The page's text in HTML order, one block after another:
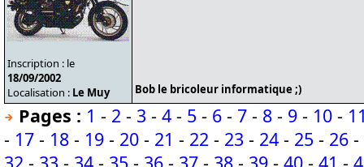
Inscription : le
18/09/2002
Localisation : Le Muy Bob le bricoleur informatique ;)
Pages : 1 - 2 - 3 - 4 - 5 - 6 - 7 - 8 - 9 - 10 -
- 17 - 18 - 19 - 20 - 21 - 22 - 23 - 24 - 25 - 26 -